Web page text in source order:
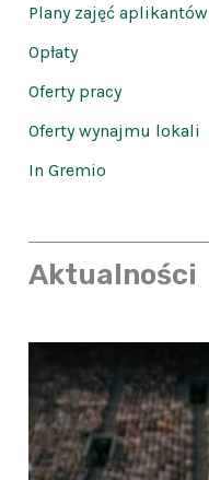
Plany zajęć aplikantów
Opłaty
Oferty pracy
Oferty wynajmu lokali
In Gremio
Aktualności